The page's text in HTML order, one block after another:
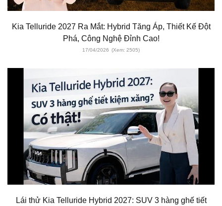
Kia Telluride 2027 Ra Mắt: Hybrid Tăng Áp, Thiết Kế Đột
Phá, Công Nghệ Đỉnh Cao!
17/04/2026 (Xem: 2505)
Lái thử Kia Telluride Hybrid 2027: SUV 3 hàng ghế tiết